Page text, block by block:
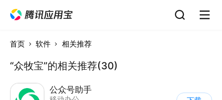
首页 软件 相关推荐
“众牧宝”的相关推荐(30)
公众号助手